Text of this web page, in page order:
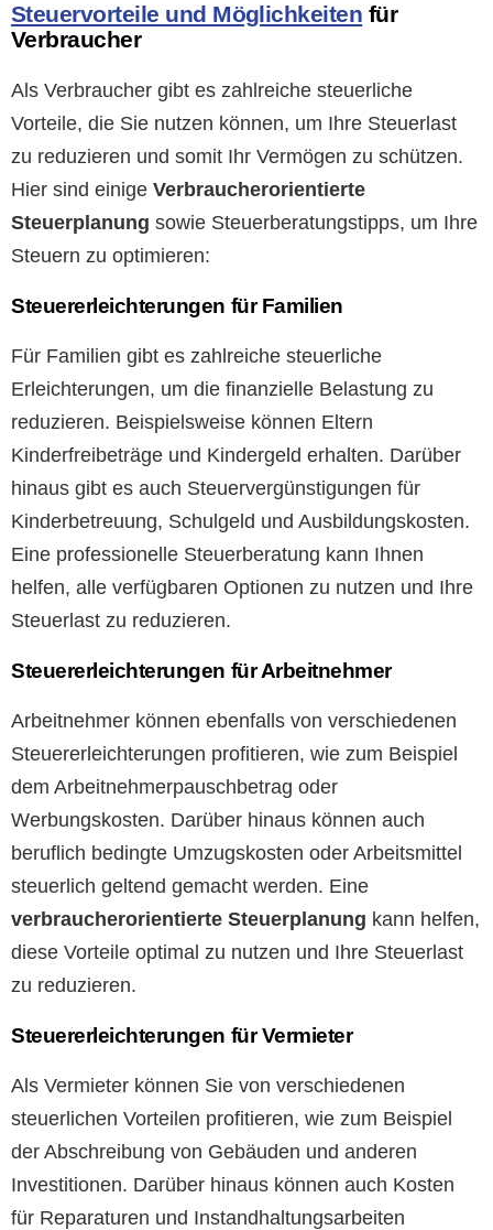
Steuervorteile und Möglichkeiten für
Verbraucher
Als Verbraucher gibt es zahlreiche steuerliche
Vorteile, die Sie nutzen können, um Ihre Steuerlast
zu reduzieren und somit Ihr Vermögen zu schützen.
Hier sind einige Verbraucherorientierte
Steuerplanung sowie Steuerberatungstipps, um Ihre
Steuern zu optimieren:
Steuererleichterungen für Familien
Für Familien gibt es zahlreiche steuerliche
Erleichterungen, um die finanzielle Belastung zu
reduzieren. Beispielsweise können Eltern
Kinderfreibeträge und Kindergeld erhalten. Darüber
hinaus gibt es auch Steuervergünstigungen für
Kinderbetreuung, Schulgeld und Ausbildungskosten.
Eine professionelle Steuerberatung kann Ihnen
helfen, alle verfügbaren Optionen zu nutzen und Ihre
Steuerlast zu reduzieren.
Steuererleichterungen für Arbeitnehmer
Arbeitnehmer können ebenfalls von verschiedenen
Steuererleichterungen profitieren, wie zum Beispiel
dem Arbeitnehmerpauschbetrag oder
Werbungskosten. Darüber hinaus können auch
beruflich bedingte Umzugskosten oder Arbeitsmittel
steuerlich geltend gemacht werden. Eine
verbraucherorientierte Steuerplanung kann helfen,
diese Vorteile optimal zu nutzen und Ihre Steuerlast
zu reduzieren.
Steuererleichterungen für Vermieter
Als Vermieter können Sie von verschiedenen
steuerlichen Vorteilen profitieren, wie zum Beispiel
der Abschreibung von Gebäuden und anderen
Investitionen. Darüber hinaus können auch Kosten
für Reparaturen und Instandhaltungsarbeiten